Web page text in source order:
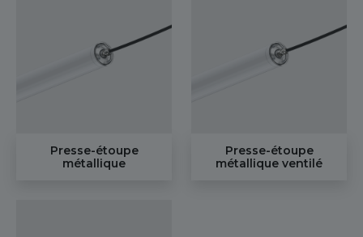
Presse-étoupe
métallique
Presse-étoupe
métallique ventilé